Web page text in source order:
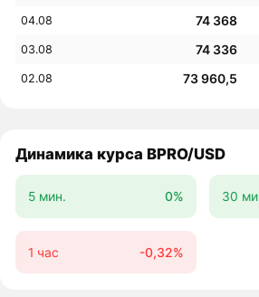
04.08 74 368
03.08 74 336
02.08 73 960,5
Динамика курса BPRO/USD
5 мин. 0% 30
1 час -0,32%